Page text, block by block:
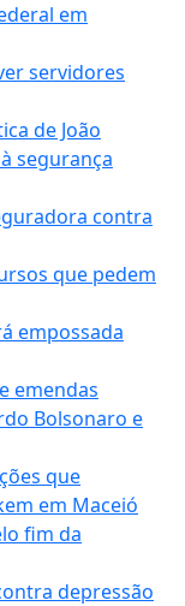
em
servidores
de João
segurança
contra
que pedem
empossada
emendas
Bolsonaro e
que
em Maceió
fim da
depressão